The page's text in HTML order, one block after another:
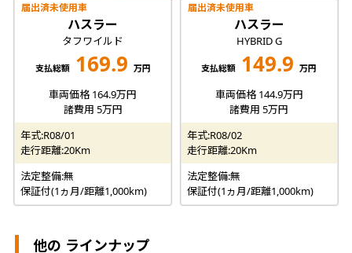
届出済未使用車
ハスラー
タフワイルド
支払総額 169.9 万円
車両価格 164.9万円
諸費用 5万円
年式:R08/01
走行距離:20Km
法定整備:無
保証付(1ヵ月/距離1,000km)
届出済未使用車
ハスラー
HYBRID G
支払総額 149.9 万円
車両価格 144.9万円
諸費用 5万円
年式:R08/02
走行距離:20Km
法定整備:無
保証付(1ヵ月/距離1,000km)
他の ラインナップ